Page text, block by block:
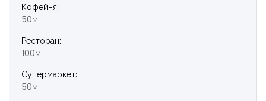
Кофейня:
50м
Ресторан:
100м
Супермаркет:
50м